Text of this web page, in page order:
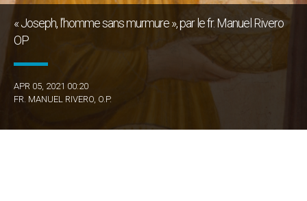
« Joseph, l’homme sans murmure », par le fr. Manuel Rivero
OP
APR 05, 2021 00:20
FR. MANUEL RIVERO, O.P.